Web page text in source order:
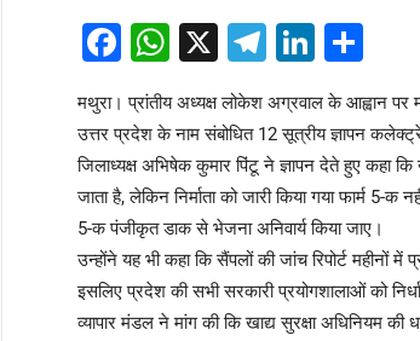
Facebook
WhatsApp
X Telegram
मथुरा। प्रांतीय अध्यक्ष लोकेश अग्रवाल के आह्वान पर
उत्तर प्रदेश के नाम संबोधित 12 सूत्रीय ज्ञापन
जिलाध्यक्ष अभिषेक कुमार पिंटू ने ज्ञापन देते हुए कहा
जाता है, लेकिन निर्माता को जारी किया गया फार्म 5-क
5-क पंजीकृत डाक से भेजना अनिवार्य किया जाए।
उन्होंने यह भी कहा कि सैंपलों की जांच रिपोर्ट महीनों में
इसलिए प्रदेश की सभी सरकारी प्रयोगशालाओं को
व्यापार मंडल ने मांग की कि खाद्य सुरक्षा अधिनियम की